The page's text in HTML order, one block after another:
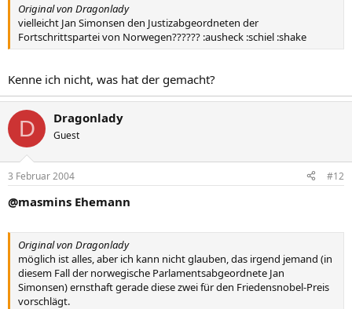
Original von Dragonlady
vielleicht Jan Simonsen den Justizabgeordneten der
Fortschrittspartei von Norwegen?????? :ausheck :schiel :shake
Kenne ich nicht, was hat der gemacht?
D Dragonlady
Guest
3 Februar 2004 #12
@masmins Ehemann
Original von Dragonlady
möglich ist alles, aber ich kann nicht glauben, das irgend jemand (in
diesem Fall der norwegische Parlamentsabgeordnete Jan
Simonsen) ernsthaft gerade diese zwei für den Friedensnobel-Preis
vorschlägt.